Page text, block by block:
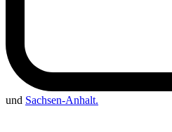
und Sachsen-Anhalt.